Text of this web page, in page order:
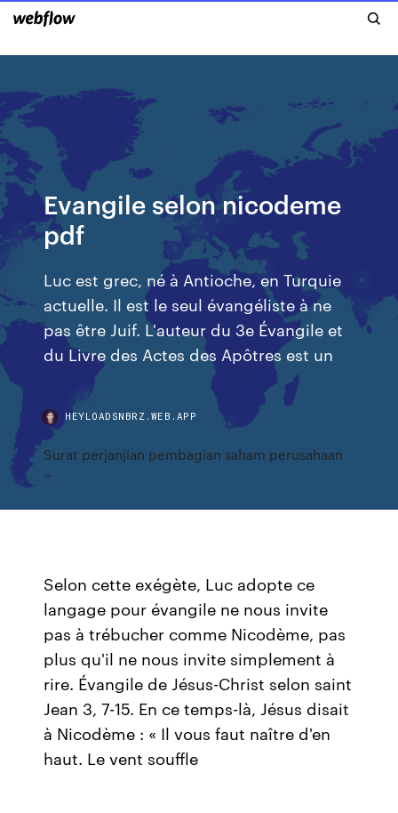
Evangile selon nicodeme
pdf
Luc est grec, né à Antioche, en Turquie
actuelle. Il est le seul évangéliste à ne
pas être Juif. L'auteur du 3e Évangile et
du Livre des Actes des Apôtres est un
HEYLOADSNBRZ.WEB.APP
Surat perjanjian pembagian saham perusahaan
Selon cette exégète, Luc adopte ce
langage pour évangile ne nous invite
pas à trébucher comme Nicodème, pas
plus qu'il ne nous invite simplement à
rire. Évangile de Jésus-Christ selon saint
Jean 3, 7-15. En ce temps-là, Jésus disait
à Nicodème : « Il vous faut naître d'en
haut. Le vent souffle